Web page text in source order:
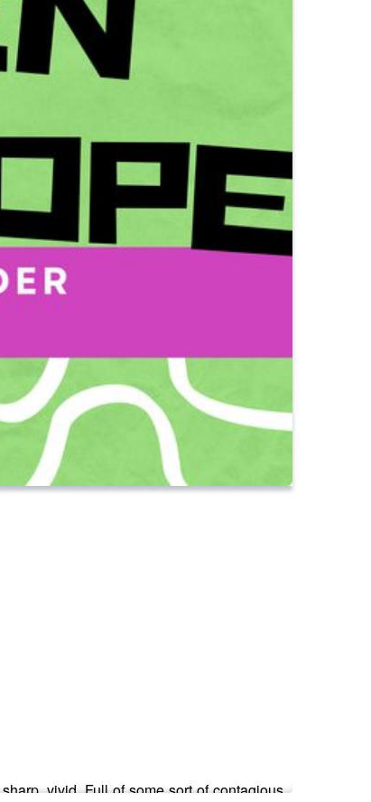
vivid. Full of some sort of contagious